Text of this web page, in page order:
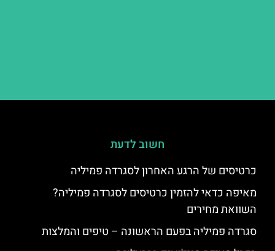
חשוב לדעת
כרטיסים של הרגע האחרון לסגרדה פמיליה
מאיפה כדאי להזמין כרטיסים לסגרדה פמיליה?
השוואת מחירים
סגרדה פמיליה בפעם הראשונה – טיפים והמלצות